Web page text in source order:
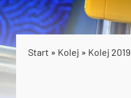
Start » Kolej » Kolej 2019